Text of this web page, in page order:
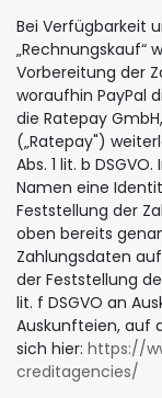
Bei Verfügbarkeit
„Rechnungskauf“
Vorbereitung der
woraufhin PayPal
die Ratepay
(„Ratepay")
Abs. 1 lit. b
Namen eine
Feststellung der
oben bereits
Zahlungsdaten
der Feststellung
lit. f DSGVO an
Auskunfteien, auf
sich hier: https://
creditagencies/